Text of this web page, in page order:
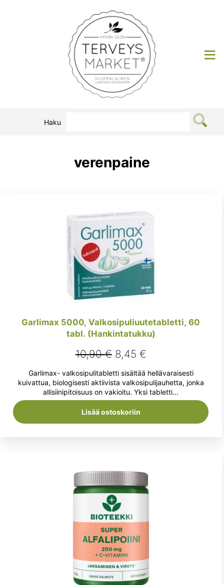
Terveysmarket
Haku
verenpaine
Garlimax 5000, Valkosipuliuutetabletti, 60
tabl. (Hankintatukku)
10,90€ Alkuperäinen
hinta
oli:
10,90 €.
8,45 €Nykyinen
hinta
on:
8,45 €.
Garlimax- valkosipulitabletti sisältää hellävaraisesti
kuivattua, biologisesti aktiivista valkosipulijauhetta, jonka
allisiinipitoisuus on vakioitu. Yksi tabletti...
Lisää ostoskoriin